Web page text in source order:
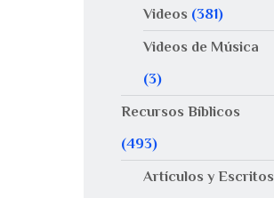
Videos (381)
Videos de Música
(3)
Recursos Bíblicos
(493)
Artículos y Escritos